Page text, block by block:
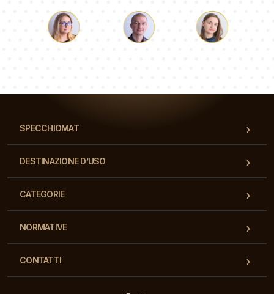
SPECCHIOMAT
DESTINAZIONE D’USO
CATEGORIE
NORMATIVE
CONTATTI